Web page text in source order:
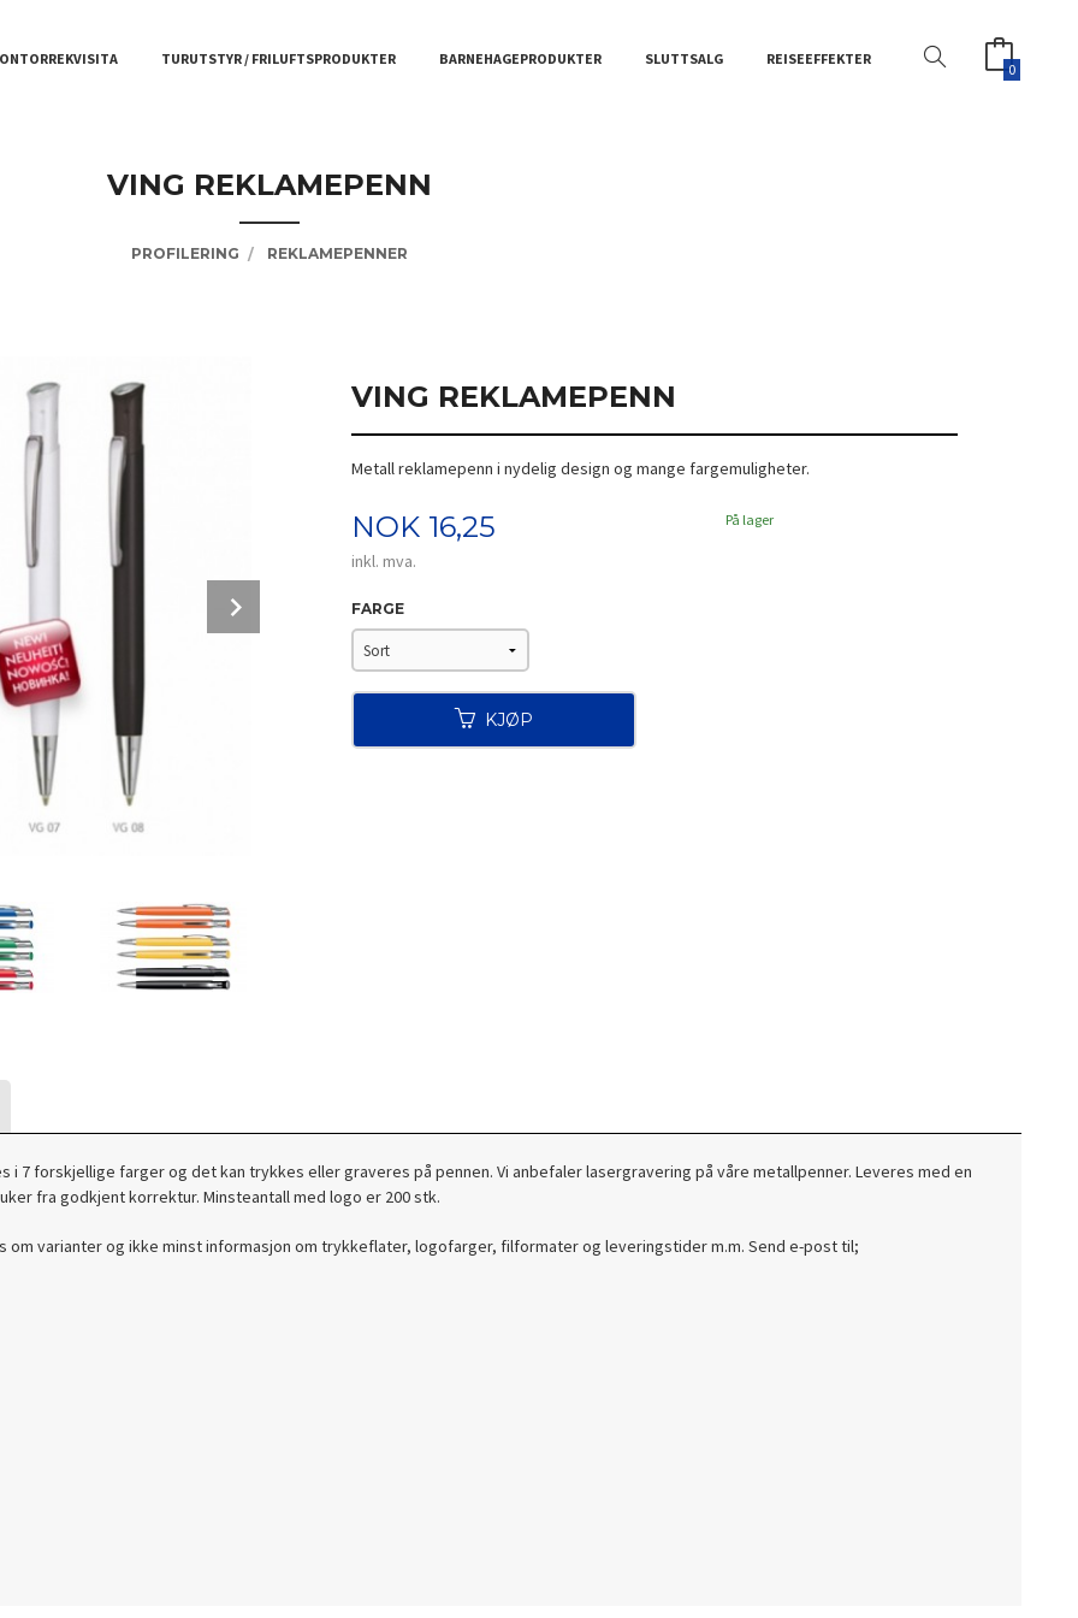
TURUTSTYR / FRILUFTSPRODUKTER BARNEHAGEPRODUKTER SLUTTSALG REISEEFFEKTER
0
VING REKLAMEPENN
PROFILERING REKLAMEPENNER
VING REKLAMEPENN
Metall reklamepenn i nydelig design og mange fargemuligheter.
Pris
NOK 16,25
inkl. mva.
På lager
FARGE
KJØP
7 forskjellige farger og det kan trykkes eller graveres på pennen. Vi anbefaler lasergravering på våre metallpenner. Leveres med en
fra godkjent korrektur. Minsteantall med logo er 200 stk.
om varianter og ikke minst informasjon om trykkeflater, logofarger, filformater og leveringstider m.m. Send e-post til;